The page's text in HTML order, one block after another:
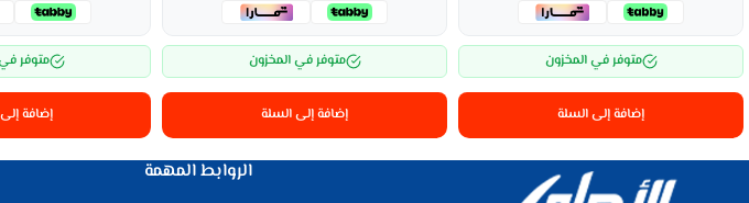
متوفر في المخزون
إضافة إلى السلة
متوفر في المخزون
إضافة إلى السلة
متوفر
إضافة
الروابط المهمة